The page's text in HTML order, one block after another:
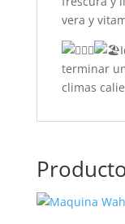
vera y
terminar
climas